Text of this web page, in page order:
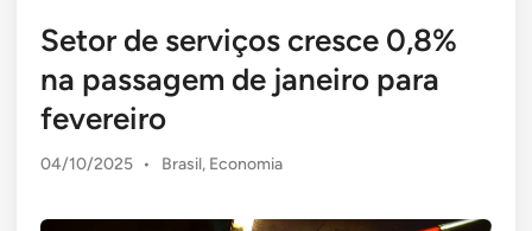
Setor de serviços cresce 0,8%
na passagem de janeiro para
fevereiro
04/10/2025 •
Posted
Brasil, Economia